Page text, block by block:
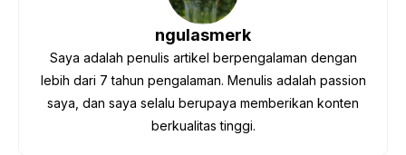
ngulasmerk
Saya adalah penulis artikel berpengalaman dengan
lebih dari 7 tahun pengalaman. Menulis adalah passion
saya, dan saya selalu berupaya memberikan konten
berkualitas tinggi.